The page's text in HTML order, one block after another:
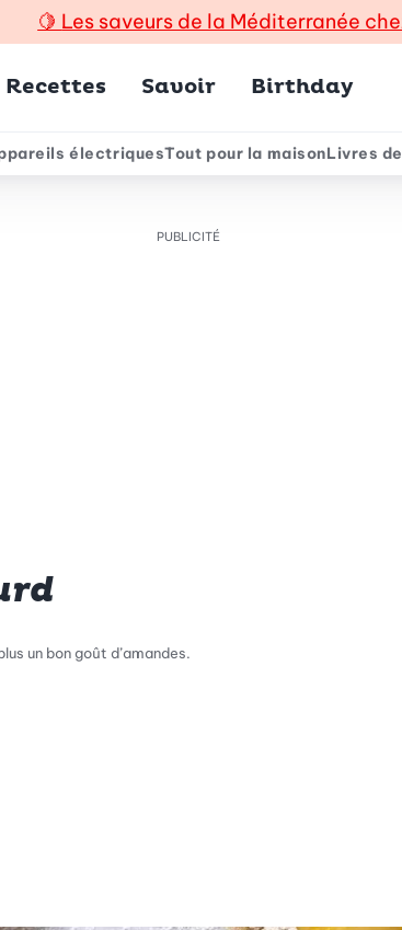
🍋 Les saveurs de la Méditerranée
Recettes Savoir Birthday
électriquesTout pour la maisonLivres
PUBLICITÉ
un bon goût d’amandes.